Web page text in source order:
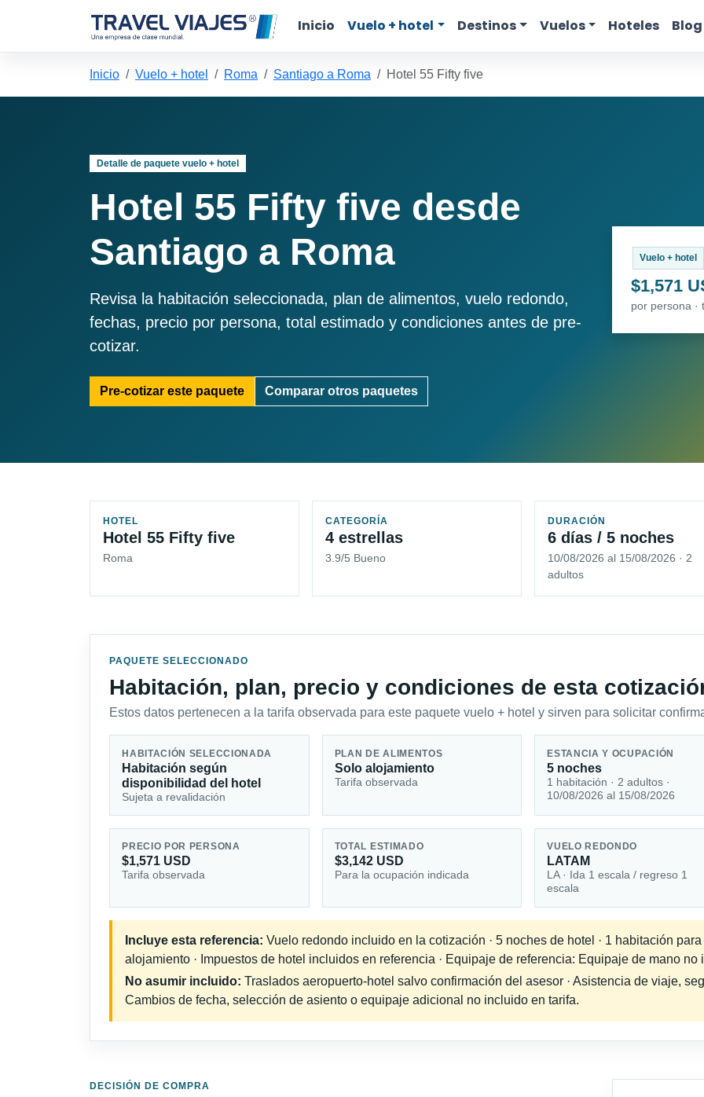
Inicio Vuelo + hotel Destinos Vuelos Hoteles Blog
Inicio Vuelo + hotel Roma Santiago a Roma Hotel 55 Fifty five
Detalle de paquete vuelo + hotel
Hotel 55 Fifty five desde
Santiago a Roma
Revisa la habitación seleccionada, plan de alimentos, vuelo redondo,
fechas, precio por persona, total estimado y condiciones antes de pre-
cotizar.
Pre-cotizar este paquete Comparar otros paquetes
Vuelo + hotel
$1,571
por persona ·
HOTEL
Hotel 55 Fifty five
Roma
CATEGORÍA
4 estrellas
3.9/5 Bueno
DURACIÓN
6 días / 5 noches
10/08/2026 al 15/08/2026 · 2
adultos
PAQUETE SELECCIONADO
Habitación, plan, precio y condiciones de esta
Estos datos pertenecen a la tarifa observada para este paquete vuelo + hotel y sirven para solicitar
HABITACIÓN SELECCIONADA
Habitación según
disponibilidad del hotel
Sujeta a revalidación
PLAN DE ALIMENTOS
Solo alojamiento
Tarifa observada
ESTANCIA Y OCUPACIÓN
5 noches
1 habitación · 2 adultos ·
10/08/2026 al 15/08/2026
PRECIO POR PERSONA
$1,571 USD
Tarifa observada
TOTAL ESTIMADO
$3,142 USD
Para la ocupación indicada
VUELO REDONDO
LATAM
LA · Ida 1 escala / regreso 1
escala
Incluye esta referencia: Vuelo redondo incluido en la cotización · 5 noches de hotel · 1 habitación
alojamiento · Impuestos de hotel incluidos en referencia · Equipaje de referencia: Equipaje de mano
No asumir incluido: Traslados aeropuerto-hotel salvo confirmación del asesor · Asistencia de viaje,
Cambios de fecha, selección de asiento o equipaje adicional no incluido en tarifa.
DECISIÓN DE COMPRA